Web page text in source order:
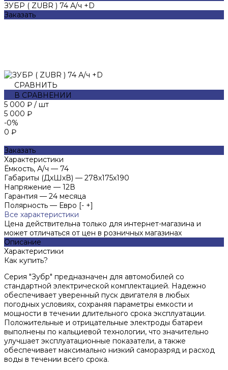
ЗУБР ( ZUBR ) 74 А/ч +D
Заказать
СРАВНИТЬ
В СРАВНЕНИИ
5 000 ₽ / шт
5 000 ₽
-0%
0 ₽
Заказать
Характеристики
Ёмкость, А/ч — 74
Габариты (ДхШхВ) — 278х175х190
Напряжение — 12В
Гарантия — 24 месяца
Полярность — Евро [- +]
Все характеристики
Цена действительна только для интернет-магазина и
может отличаться от цен в розничных магазинах
Описание
Характеристики
Как купить?
Серия "Зубр" предназначен для автомобилей со
стандартной электрической комплектацией. Надежно
обеспечивает уверенный пуск двигателя в любых
погодных условиях, сохраняя параметры емкости и
мощности в течении длительного срока эксплуатации.
Положительные и отрицательные электроды батареи
выполнены по кальциевой технологии, что значительно
улучшает эксплуатационные показатели, а также
обеспечивает максимально низкий саморазряд и расход
воды в течении всего срока.